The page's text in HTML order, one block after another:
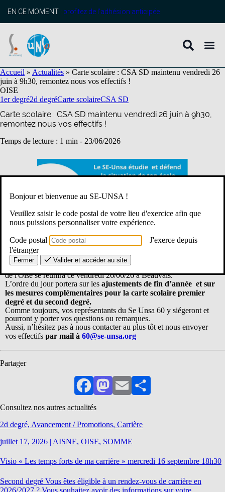
principal
EN CE MOMENT : profitez de l’adhésion anticipée
Accueil » Actualités » Carte scolaire : CSA SD maintenu vendredi 26
juin à 9h30, remontez nous vos effectifs !
OISE
1er degré2d degréCarte scolaireCSA SD
Carte scolaire : CSA SD maintenu vendredi 26 juin à 9h30,
remontez nous vos effectifs !
Temps de lecture : 1 min - 23/06/2026
Le CSA SD (conseil social d’administration spécial départemental
qui réunit organisations syndicales représentatives et administration)
de l'Oise se réunira ce vendredi 26/06/26 à Beauvais.
L’ordre du jour portera sur les ajustements de fin d’année et sur
les mesures complémentaires pour la carte scolaire premier
degré et du second degré.
Comme toujours, vos représentants du Se Unsa 60 y siégeront et
pourront y porter vos questions ou remarques.
Aussi, n’hésitez pas à nous contacter au plus tôt et nous envoyer
vos effectifs par mail à 60@se-unsa.org
Partager
FacebookMastodon
EmailPartager
Consultez nos autres actualités
2d degré, Avancement / Promotions, Carrière
juillet 17, 2026 | AISNE, OISE, SOMME
Visio « Les temps forts de ma carrière » mercredi 16 septembre 18h30
Second degré Vous êtes éligible à un rendez-vous de carrière en
2026/2027 ? Vous souhaitez avoir des informations sur votre
Bonjour et bienvenue au SE-UNSA !
Veuillez saisir le code postal de votre lieu d'exercice afin que
nous puissions personnaliser votre expérience.
Code postal
J'exerce depuis
l'étranger
Fermer Valider et accéder au site